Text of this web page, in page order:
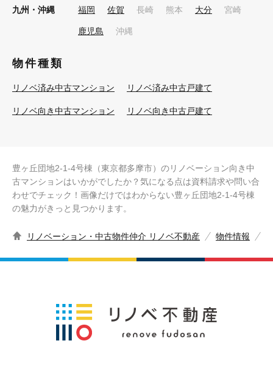
九州・沖縄 福岡 佐賀 長崎 熊本 大分 宮崎
鹿児島 沖縄
物件種類
リノベ済み中古マンション リノベ済み中古戸建て
リノベ向き中古マンション リノベ向き中古戸建て
豊ヶ丘団地2-1-4号棟（東京都多摩市）のリノベーション向き中
古マンションはいかがでしたか？気になる点は資料請求や問い合
わせでチェック！画像だけではわからない豊ヶ丘団地2-1-4号棟
の魅力がきっと見つかります。
リノベーション・中古物件仲介 リノベ不動産 物件情報